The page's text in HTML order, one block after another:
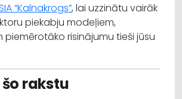
“Kalnakrogs”, lai uzzinātu vairāk
piekabju modeļiem,
risinājumu tieši jūsu
rakstu